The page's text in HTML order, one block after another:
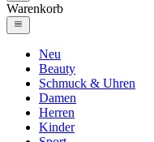
Warenkorb
Neu
Beauty
Schmuck & Uhren
Damen
Herren
Kinder